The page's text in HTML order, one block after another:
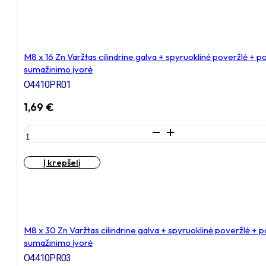
galva
+
spyruoklinė
poveržlė
poveržlė
+
O30/10
+
N10S
M8 x 16 Zn Varžtas cilindrine galva + spyruoklinė poveržlė +
sumažinimo įvorė
O4410PR01
1,69 €
produkto
kiekis:
M8
x
galva
+
spyruoklinė
poveržlė
Į krepšelį
M8 x 30 Zn Varžtas cilindrine galva + spyruoklinė poveržlė +
sumažinimo įvorė
O4410PR03